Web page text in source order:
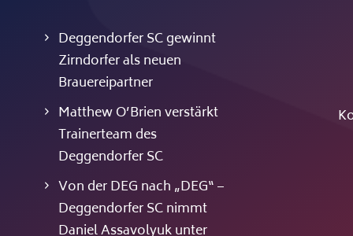
Deggendorfer SC gewinnt
Zirndorfer als neuen
Brauereipartner
Matthew O’Brien verstärkt
Trainerteam des
Deggendorfer SC
Von der DEG nach „DEG“ –
Deggendorfer SC nimmt
Daniel Assavolyuk unter